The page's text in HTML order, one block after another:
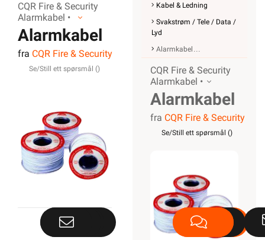
CQR Fire & Security
Alarmkabel •
Alarmkabel
skjermet, 12
fra CQR Fire & Security
Se/Still ett spørsmål ()
Kabel & Ledning
Svakstrøm / Tele / Data /
Lyd
Alarmkabel
CQR Fire & Security
Alarmkabel •
Alarmkabel
skjermet,
fra CQR Fire & Security
Se/Still ett spørsmål ()